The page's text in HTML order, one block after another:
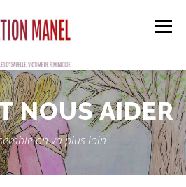
Menu
MANEL EN ACTION
BOUTIQUE EN LIGNE
NOUS AIDER
on va plus loin …